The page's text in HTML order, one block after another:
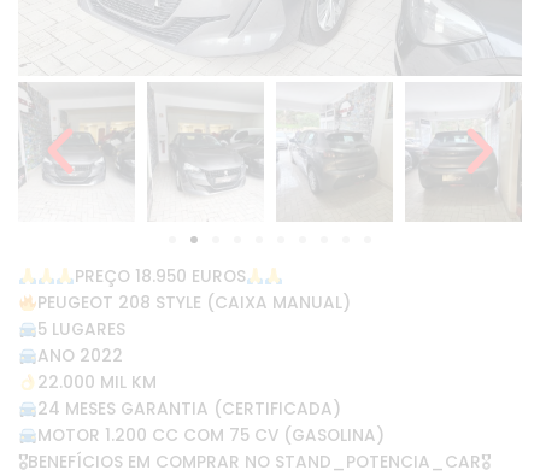
PREÇO 18.950 EUROS
PEUGEOT 208 STYLE (CAIXA MANUAL)
5 LUGARES
ANO 2022
22.000 MIL KM
24 MESES GARANTIA (CERTIFICADA)
MOTOR 1.200 CC COM 75 CV (GASOLINA)
🎖BENEFÍCIOS EM COMPRAR NO STAND_POTENCIA_CAR🎖